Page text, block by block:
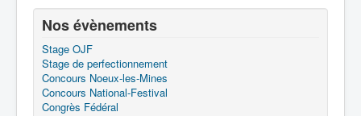
Nos évènements
Stage OJF
Stage de perfectionnement
Concours Noeux-les-Mines
Concours National-Festival
Congrès Fédéral